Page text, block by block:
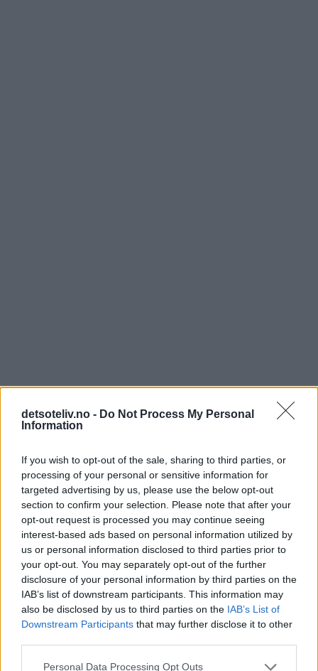
detsoteliv.no - Do Not Process My Personal
Information
If you wish to opt-out of the sale, sharing to third parties, or
processing of your personal or sensitive information for
targeted advertising by us, please use the below opt-out
section to confirm your selection. Please note that after your
opt-out request is processed you may continue seeing
interest-based ads based on personal information utilized by
us or personal information disclosed to third parties prior to
your opt-out. You may separately opt-out of the further
disclosure of your personal information by third parties on the
IAB’s list of downstream participants. This information may
also be disclosed by us to third parties on the IAB’s List of
Downstream Participants that may further disclose it to other
Personal Data Processing Opt Outs
17 kommentarer
Siri - 07.04.2014 - 19:13
disse muffinsene var fantastisk gode!
Svar